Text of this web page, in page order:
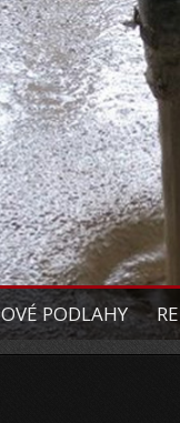
PODLAHY